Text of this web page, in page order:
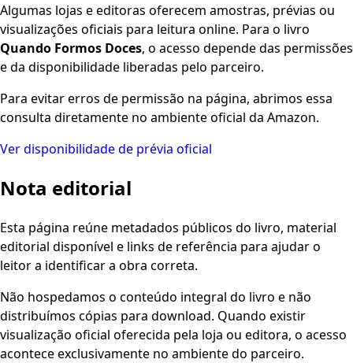
Algumas lojas e editoras oferecem amostras, prévias ou
visualizações oficiais para leitura online. Para o livro
Quando Formos Doces, o acesso depende das permissões
e da disponibilidade liberadas pelo parceiro.
Para evitar erros de permissão na página, abrimos essa
consulta diretamente no ambiente oficial da Amazon.
Ver disponibilidade de prévia oficial
Nota editorial
Esta página reúne metadados públicos do livro, material
editorial disponível e links de referência para ajudar o
leitor a identificar a obra correta.
Não hospedamos o conteúdo integral do livro e não
distribuímos cópias para download. Quando existir
visualização oficial oferecida pela loja ou editora, o acesso
acontece exclusivamente no ambiente do parceiro.